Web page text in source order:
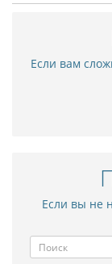
Если вам
Если вы не